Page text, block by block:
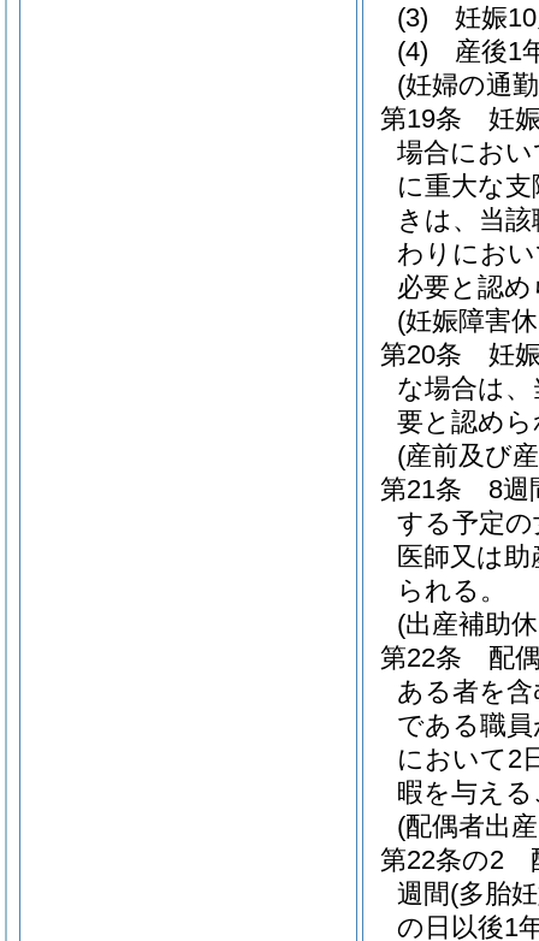
(3)
妊娠
(4)
産後1
(妊婦の通
第19条
妊
場合にお
に重大な
きは、当
わりにお
必要と認
(妊娠障害
第20条
妊
な場合は
要と認め
(産前及び
第21条
8週
する予定
医師又は
られる。
(出産補助
第22条
配
ある者を
である職
において2
暇を与え
(配偶者出
第22条の2
週間(多胎
の日以後1